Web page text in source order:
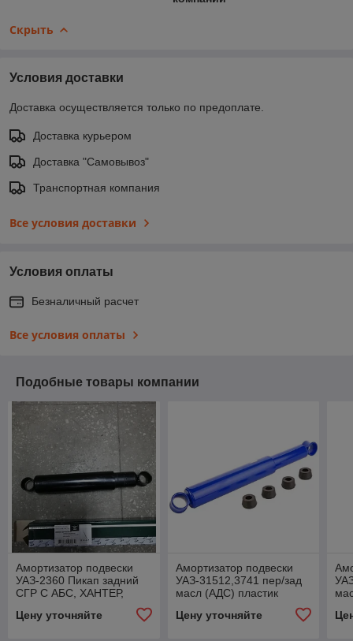
Скрыть
Условия доставки
Доставка осуществляется только по предоплате.
Доставка курьером
Доставка "Самовывоз"
Транспортная компания
Все условия доставки
Условия оплаты
Безналичный расчет
Все условия оплаты
Подобные товары компании
Амортизатор подвески
УАЗ-2360 Пикап задний
СГР С АБС, ХАНТЕР,
236000291500600
Цену уточняйте
Амортизатор подвески
УАЗ-31512,3741 пер/зад
масл (АДС) пластик
2905006-00
Цену уточняйте
00